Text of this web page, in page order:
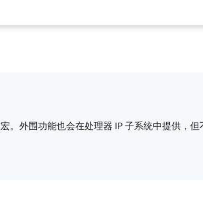
。外围功能也会在处理器 IP 子系统中提供，